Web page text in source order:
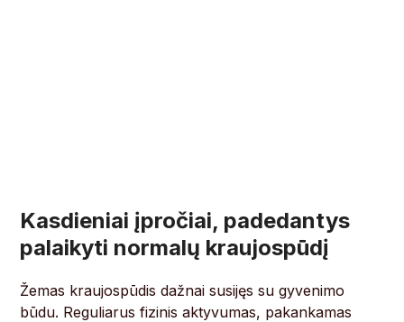
Kasdieniai įpročiai, padedantys
palaikyti normalų kraujospūdį
Žemas kraujospūdis dažnai susijęs su gyvenimo
būdu. Reguliarus fizinis aktyvumas, pakankamas